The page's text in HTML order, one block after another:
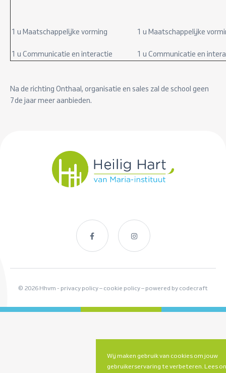
1 u Maatschappelijke vorming
1 u Communicatie en interactie
1 u Maatschappelijke
1 u Communicatie en
Na de richting Onthaal, organisatie en sales zal de school geen
7de jaar meer aanbieden.
© 2026 Hhvm - privacy policy– cookie policy– powered by codecraft
Wij maken gebruik van cookies om jouw
gebruikerservaring te verbeteren. Lees